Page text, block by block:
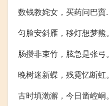
数钱教姹女，买药问巴賨.
匀脸安斜雁，移灯想梦熊。
肠攒非束竹，胘急是张弓。
晚树迷新蝶，残霓忆断虹。
古时填渤澥，今日凿崆峒。